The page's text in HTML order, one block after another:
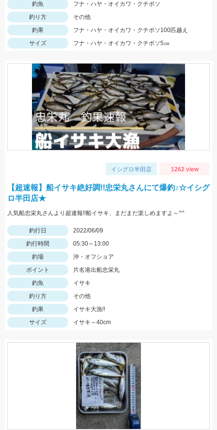
釣魚
フナ・ハヤ・オイカワ・クチボソ
釣り方
その他
釣果
フナ・ハヤ・オイカワ・クチボソ100匹越え
サイズ
フナ・ハヤ・オイカワ・クチボソ5㎝
イシグロ半田店 1262 view
【超速報】船イサキ絶好調!!忠栄丸さんにて爆釣♪☆イシグ
ロ半田店★
人気船忠栄丸さんより超速報!!船イサキ、まだまだ楽しめますよ～^^
釣行日
2022/06/09
釣行時間
05:30～13:00
釣場
沖・オフショア
ポイント
片名港出船忠栄丸
釣魚
イサキ
釣り方
その他
釣果
イサキ大漁!!
サイズ
イサキ～40cm